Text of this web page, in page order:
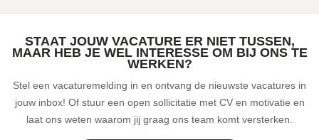
STAAT JOUW VACATURE ER NIET TUSSEN,
MAAR HEB JE WEL INTERESSE OM BIJ ONS TE
WERKEN?
Stel een vacaturemelding in en ontvang de nieuwste vacatures in
jouw inbox! Of stuur een open sollicitatie met CV en motivatie en
laat ons weten waarom jij graag ons team komt versterken.